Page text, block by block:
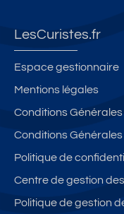
LesCuristes.fr
Espace gestionnaire
Mentions légales
Conditions
Conditions
Politique de
Centre de gestion
Politique de gestion